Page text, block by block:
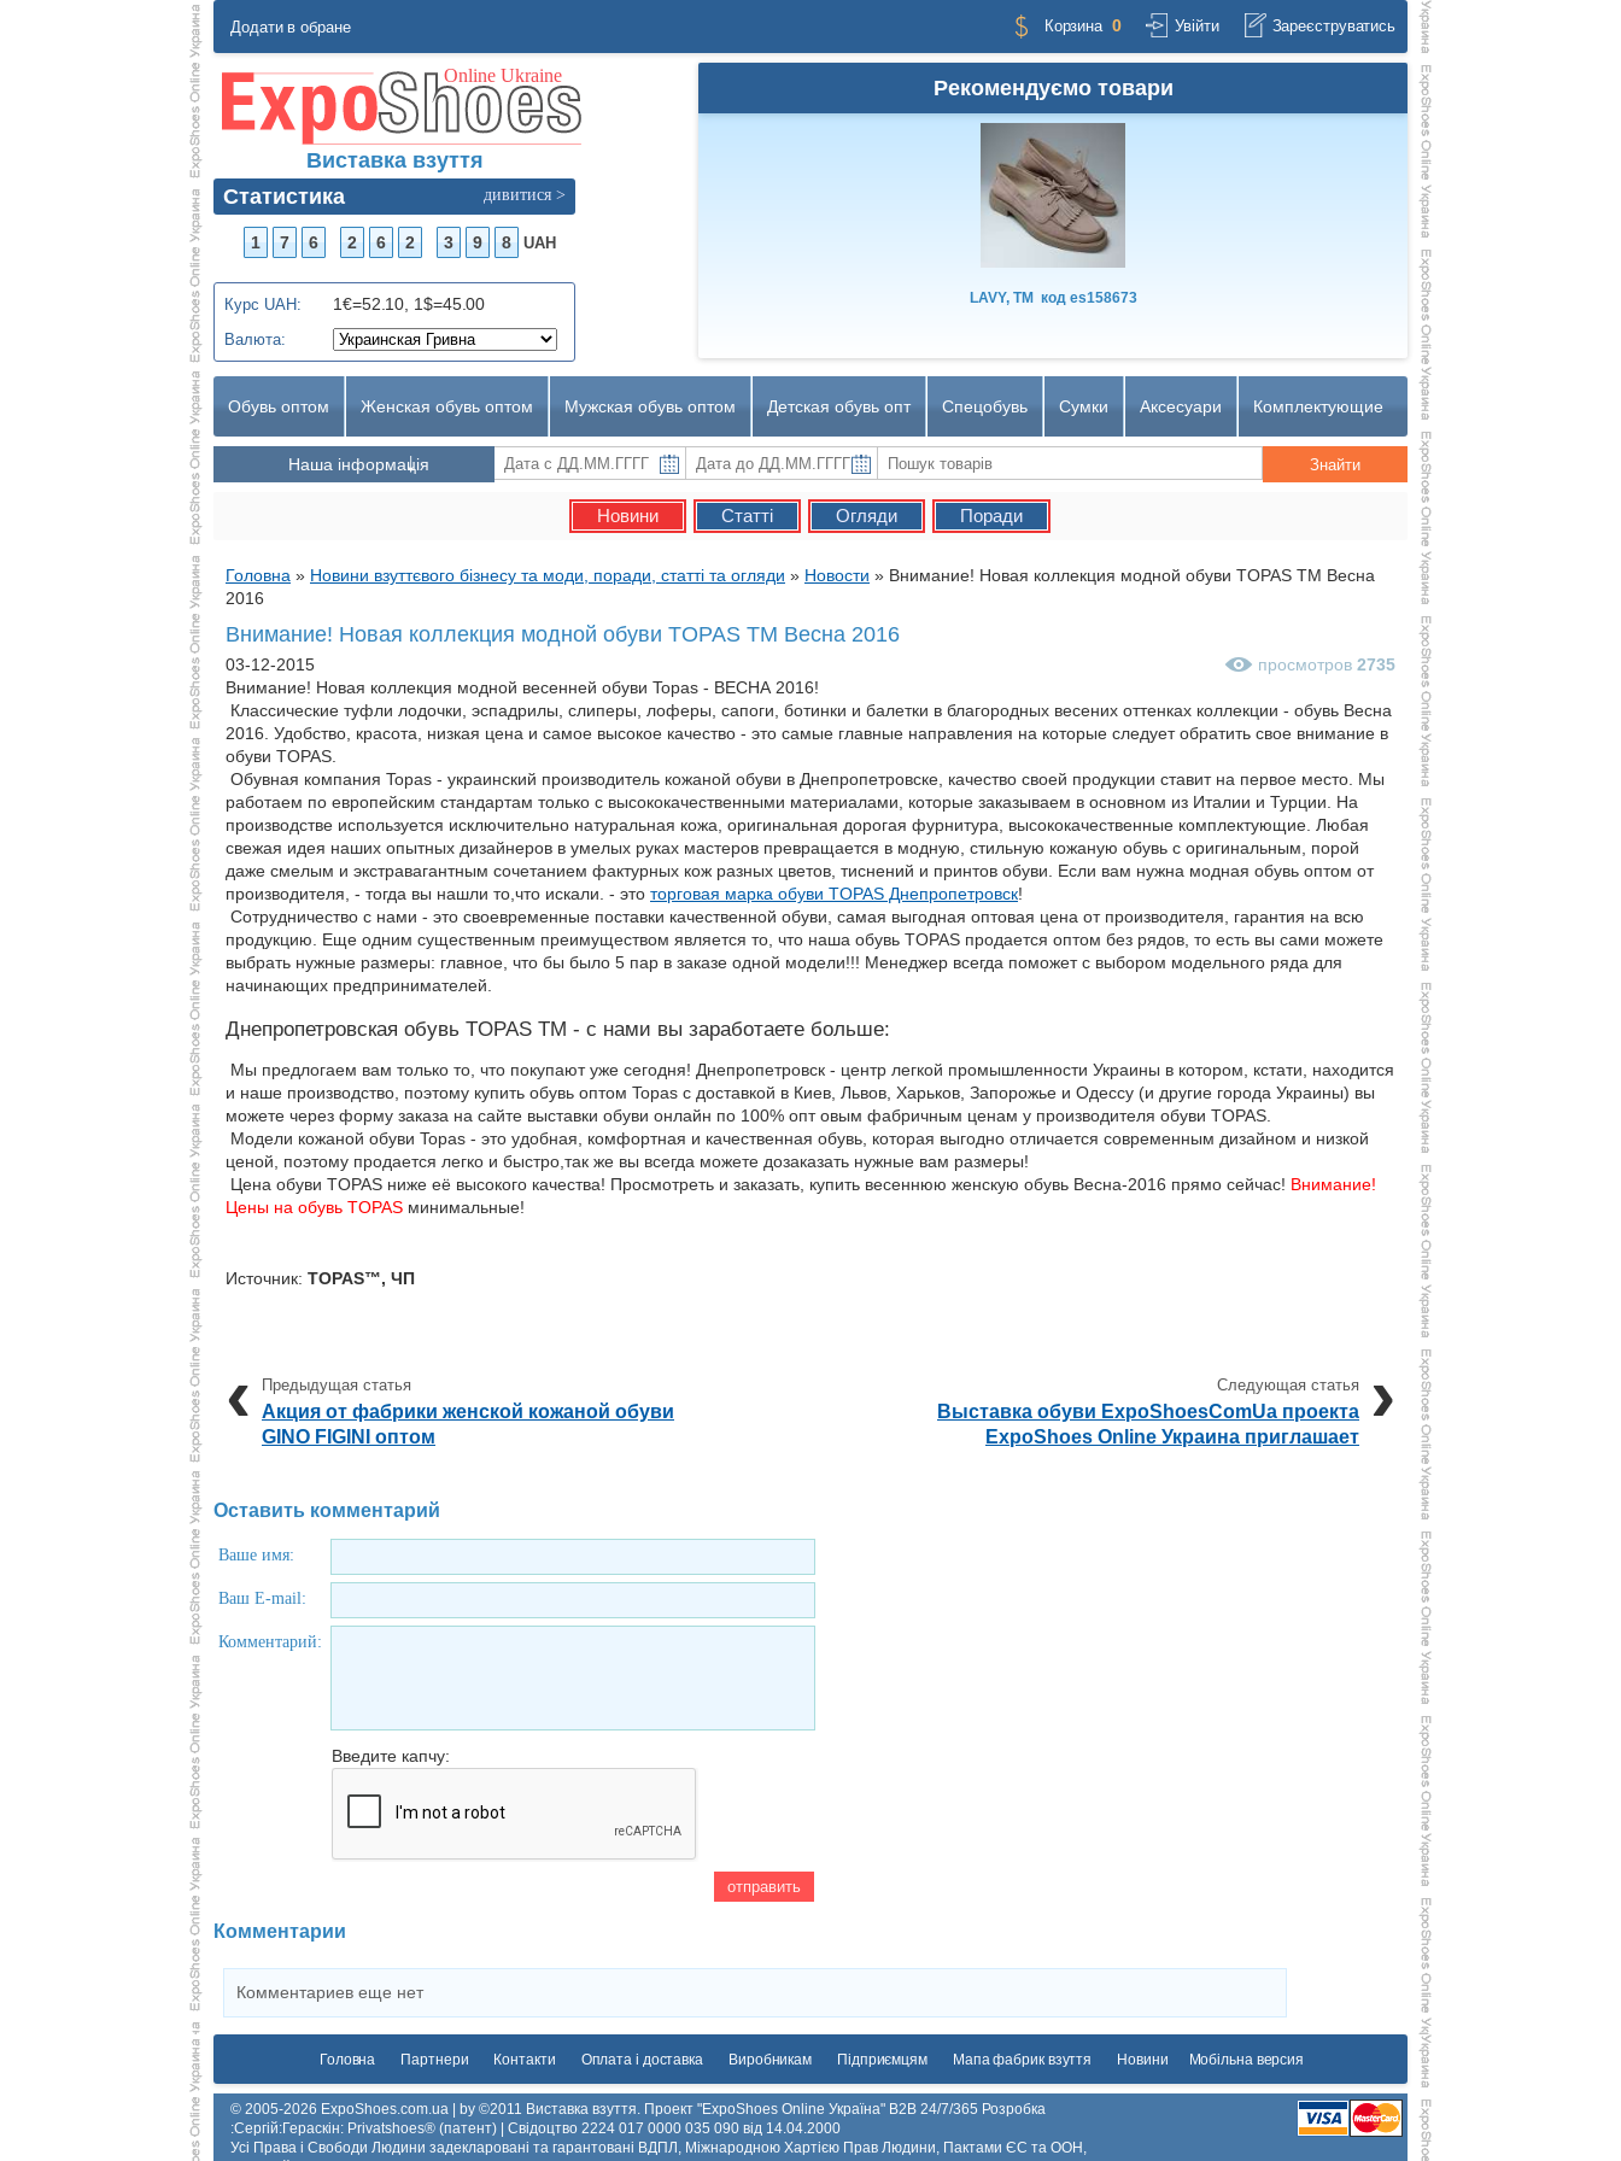
Додати в обране Корзина 0 Увійти Зареєструватись
Виставка взуття
Статистика
дивитися >
1 7 6 2 6 2 3 9 8 UAH
Курс UAH: 1€=52.10, 1$=45.00
Валюта:
Рекомендуємо товари
LAVY, TM кодes158673
Обувь оптом Женская обувь оптом Мужская обувь оптом Детская обувь опт Спецобувь Сумки Аксесуари Комплектующие
Наша інформація
Новини Статті Огляди Поради
Головна » Новини взуттєвого бізнесу та моди, поради, статті та огляди » Новости » Внимание! Новая коллекция модной обуви TOPAS TM Весна
2016
Внимание! Новая коллекция модной обуви TOPAS TM Весна 2016
просмотров 2735
03-12-2015
Внимание! Новая коллекция модной весенней обуви Topas - ВЕСНА 2016!
Классические туфли лодочки, эспадрилы, слиперы, лоферы, сапоги, ботинки и балетки в благородных весених оттенках коллекции - обувь Весна
2016. Удобство, красота, низкая цена и самое высокое качество - это самые главные направления на которые следует обратить свое внимание в
обуви TOPAS.
Обувная компания Topas - украинский производитель кожаной обуви в Днепропетровске, качество своей продукции ставит на первое место. Мы
работаем по европейским стандартам только с высококачественными материалами, которые заказываем в основном из Италии и Турции. На
производстве используется исключительно натуральная кожа, оригинальная дорогая фурнитура, высококачественные комплектующие. Любая
свежая идея наших опытных дизайнеров в умелых руках мастеров превращается в модную, стильную кожаную обувь с оригинальным, порой
даже смелым и экстравагантным сочетанием фактурных кож разных цветов, тиснений и принтов обуви. Если вам нужна модная обувь оптом от
производителя, - тогда вы нашли то,что искали. - это торговая марка обуви TOPAS Днепропетровск!
Сотрудничество с нами - это своевременные поставки качественной обуви, самая выгодная оптовая цена от производителя, гарантия на всю
продукцию. Еще одним существенным преимуществом является то, что наша обувь TOPAS продается оптом без рядов, то есть вы сами можете
выбрать нужные размеры: главное, что бы было 5 пар в заказе одной модели!!! Менеджер всегда поможет с выбором модельного ряда для
начинающих предпринимателей.
Днепропетровская обувь TOPAS TM - с нами вы заработаете больше:
Мы предлогаем вам только то, что покупают уже сегодня! Днепропетровск - центр легкой промышленности Украины в котором, кстати, находится
и наше производство, поэтому купить обувь оптом Topas с доставкой в Киев, Львов, Харьков, Запорожье и Одессу (и другие города Украины) вы
можете через форму заказа на сайте выставки обуви онлайн по 100% опт овым фабричным ценам у производителя обуви TOPAS.
Модели кожаной обуви Topas - это удобная, комфортная и качественная обувь, которая выгодно отличается современным дизайном и низкой
ценой, поэтому продается легко и быстро,так же вы всегда можете дозаказать нужные вам размеры!
Цена обуви TOPAS ниже её высокого качества! Просмотреть и заказать, купить весеннюю женскую обувь Весна-2016 прямо сейчас! Внимание!
Цены на обувь TOPAS минимальные!
Источник: TOPAS™, ЧП
Акция от фабрики женской кожаной обуви
GINO FIGINI оптом
Выставка обуви ExpoShoesComUa проекта
ExpoShoes Online Украина приглашает
Оставить комментарий
Ваше имя:
Ваш E-mail:
Комментарий:
Введите капчу:
Комментарии
Комментариев еще нет
Головна Партнери Контакти Оплата і доставка Виробникам Підприємцям Мапа фабрик взуття Новини Мобільна версия
© 2005-2026 ExpoShoes.com.ua | by ©2011 Виставка взуття. Проект "ExpoShoes Online Україна" B2B 24/7/365 Розробка
:Сергій:Гераскін: Privatshoes® (патент) | Свідоцтво 2224 017 0000 035 090 від 14.04.2000
Усі Права і Свободи Людини задекларовані та гарантовані ВДПЛ, Міжнародною Хартією Прав Людини, Пактами ЄС та ООН,